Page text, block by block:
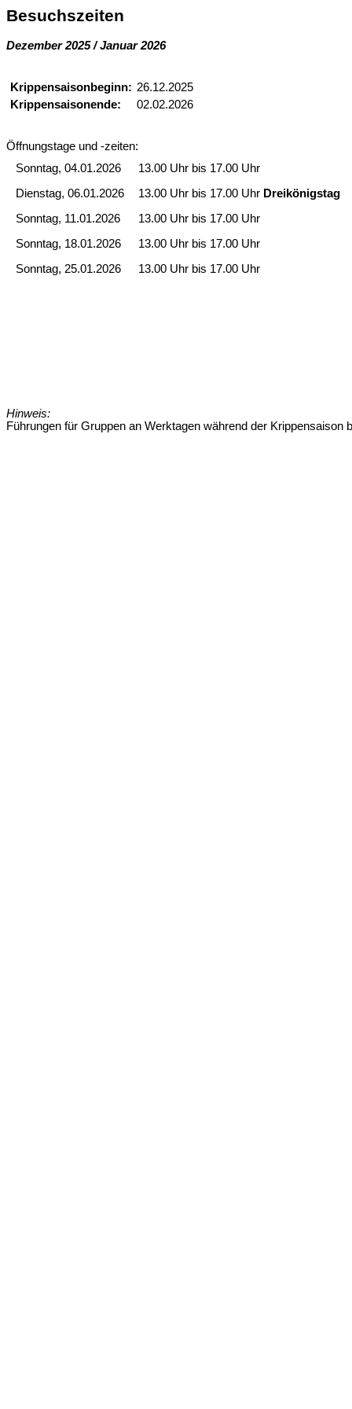
Besuchszeiten
Dezember 2025 / Januar 2026
Krippensaisonbeginn: 26.12.2025
Krippensaisonende:
02.02.2026
Öffnungstage und -zeiten:
Sonntag, 04.01.2026
Dienstag, 06.01.2026
Sonntag, 11.01.2026
Sonntag, 18.01.2026
Sonntag, 25.01.2026
13.00 Uhr bis 17.00 Uhr
13.00 Uhr bis 17.00 Uhr Dreikönigstag
13.00 Uhr bis 17.00 Uhr
13.00 Uhr bis 17.00 Uhr
13.00 Uhr bis 17.00 Uhr
Hinweis:
Führungen für Gruppen an Werktagen während der Krippensaison